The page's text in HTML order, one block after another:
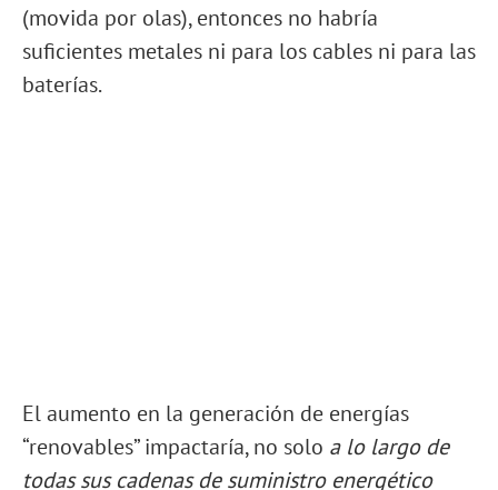
(movida por olas), entonces no habría
suficientes metales ni para los cables ni para las
baterías.
El aumento en la generación de energías
“renovables” impactaría, no solo a lo largo de
todas sus cadenas de suministro energético